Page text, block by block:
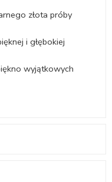
złota próby
i głębokiej
wyjątkowych